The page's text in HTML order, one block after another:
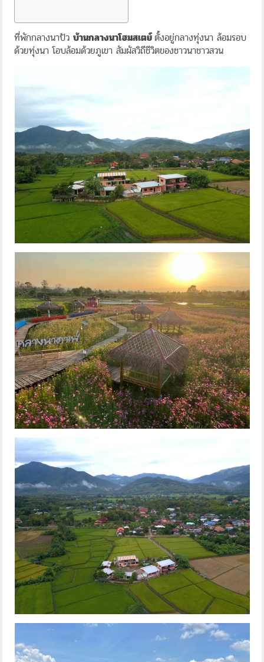
ที่พักกลางนาปัวบ้านกลางนาโฮมสเตย์ตั้งอยู่กลางทุ่งนา ล้อมรอบ
ด้วยทุ่งนา โอบล้อมด้วยภูเขา สัมผัสวิถีชีวิตของชาวนาชาวสวน